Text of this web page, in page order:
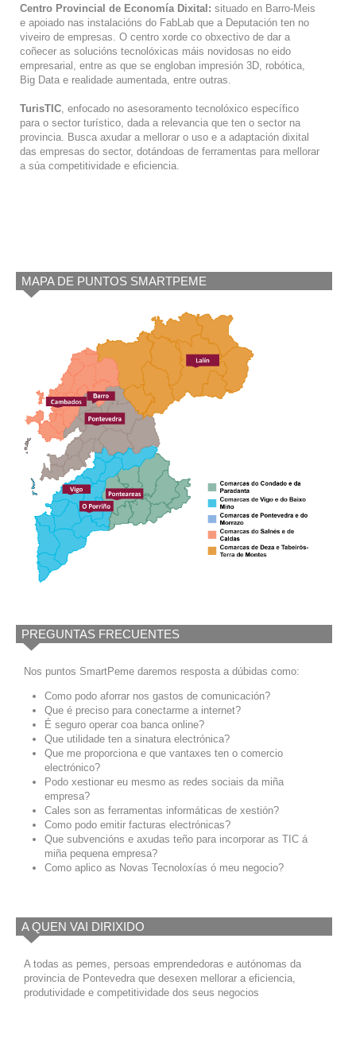
Centro Provincial de Economía Dixital: situado en Barro-Meis
e apoiado nas instalacións do FabLab que a Deputación ten no
viveiro de empresas. O centro xorde co obxectivo de dar a
coñecer as solucións tecnolóxicas máis novidosas no eido
empresarial, entre as que se engloban impresión 3D, robótica,
Big Data e realidade aumentada, entre outras.
TurisTIC, enfocado no asesoramento tecnolóxico específico
para o sector turístico, dada a relevancia que ten o sector na
provincia. Busca axudar a mellorar o uso e a adaptación dixital
das empresas do sector, dotándoas de ferramentas para mellorar
a súa competitividade e eficiencia.
MAPA DE PUNTOS SMARTPEME
PREGUNTAS FRECUENTES
Nos puntos SmartPeme daremos resposta a dúbidas como:
Como podo aforrar nos gastos de comunicación?
Que é preciso para conectarme a internet?
É seguro operar coa banca online?
Que utilidade ten a sinatura electrónica?
Que me proporciona e que vantaxes ten o comercio
electrónico?
Podo xestionar eu mesmo as redes sociais da miña
empresa?
Cales son as ferramentas informáticas de xestión?
Como podo emitir facturas electrónicas?
Que subvencións e axudas teño para incorporar as TIC á
miña pequena empresa?
Como aplico as Novas Tecnoloxías ó meu negocio?
A QUEN VAI DIRIXIDO
A todas as pemes, persoas emprendedoras e autónomas da
provincia de Pontevedra que desexen mellorar a eficiencia,
produtividade e competitividade dos seus negocios